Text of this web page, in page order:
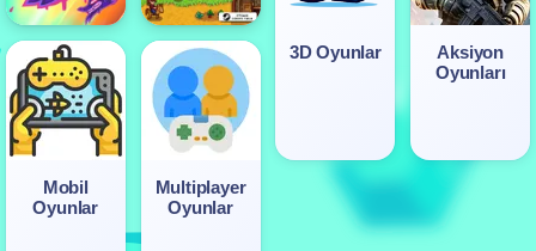
3D Oyunlar
Aksiyon
Oyunları
Mobil
Oyunlar
Multiplayer
Oyunlar